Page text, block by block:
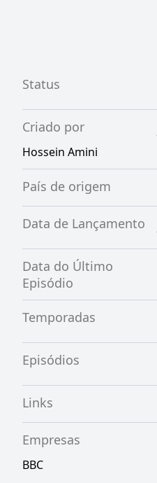
Status
Criado por
Hossein Amini
País de origem
Data de Lançamento
Data do Último
Episódio
Temporadas
Episódios
Links
Empresas
BBC